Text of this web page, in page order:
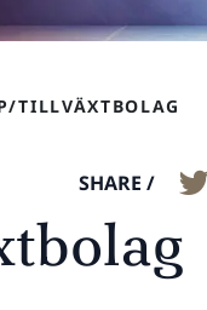
TILLVÄXTBOLAG
SHARE /